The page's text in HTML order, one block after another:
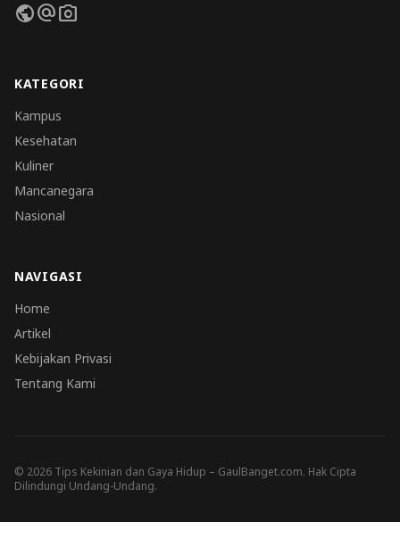
publicalternate_emailphoto_camera
KATEGORI
Kampus
Kesehatan
Kuliner
Mancanegara
Nasional
NAVIGASI
Home
Artikel
Kebijakan Privasi
Tentang Kami
© 2026 Tips Kekinian dan Gaya Hidup – GaulBanget.com. Hak Cipta
Dilindungi Undang-Undang.